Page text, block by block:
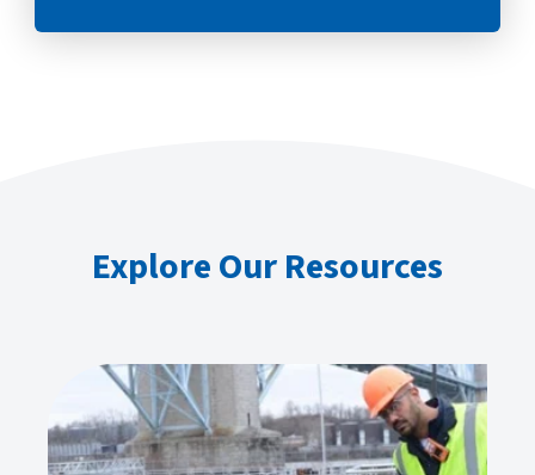
Explore Our Resources